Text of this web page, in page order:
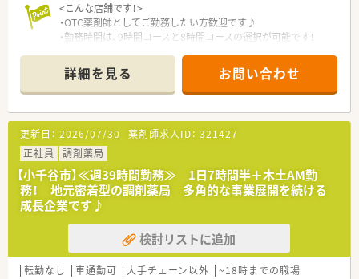
るため、調剤や監査の業務にしっかりと専念できます。
■地域に密着した温かい雰囲気が魅力であり、患者様との信頼関
係を大切にしながら和やかに業務に取り組めます。
■法人全体として社員同士の仲が非常に良く、困ったことや悩み
があればすぐに相談できる風通しの良さがあります。
<こんな店舗です！>
・OTC薬剤師としてご勤務したい方歓迎です♪
・勤務時間は、9時間コースと8時間コースの選択が可能です！
献し、やりがいを持って仕事が可能です！
<こんな会社です！>
・創業150年以上もの歴史があり北陸地域では店舗数･処方箋応
需枚数共にトップクラスの企業です。・経験に左右されることな
く、まずは「働く時間数（8or9時間）」で年収が選択できる点が特
徴的です！
・設立以来、37年連続増収、店舗数は840店舗程あります。
<働き方について>
ライフスタイルに合わせて｢9時間勤務・8時間勤務｣のどちらか
選択が可能です！
就業時間も薬局の営業時間に合わせている為、ライフワークバラ
ンスを保つことが可能です。
キャリアパスが明確で早い段階から責任あるポジションに就く
詳細を見る お問い合わせ
更新日： 2026/07/30 薬剤師求人ID： 321427
正社員
調剤薬局
【小千谷市】≪週39時間勤務≫ 1日7時間半＋木土AM勤
務！ 地元密着型の調剤薬局 多角的な事業展開を続ける
成長企業です♪
検討リストに追加
転勤なし 車通勤可 大手チェーン以外 ~18時までの職場